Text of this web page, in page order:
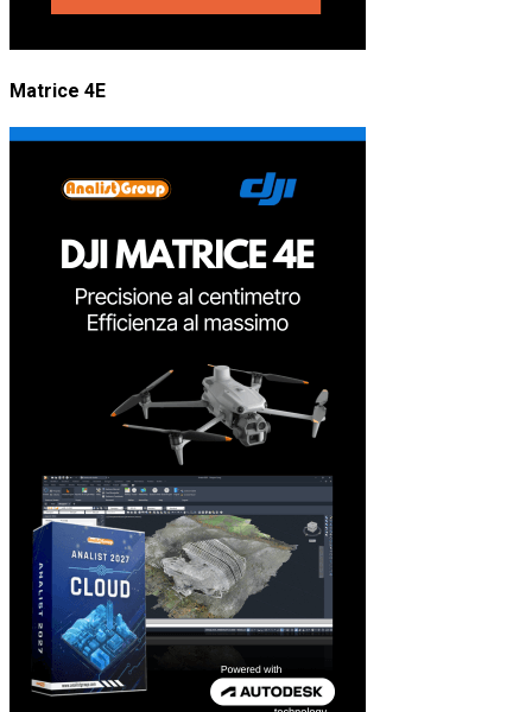
Matrice 4E